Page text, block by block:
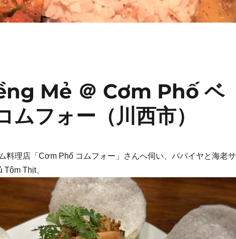
Mẻ ＠ Cơm Phố ベ
ムフォー（川西市）
料理店「Cơm Phố コムフォー」さんへ伺い、パパイヤと海老サ
Thịt、